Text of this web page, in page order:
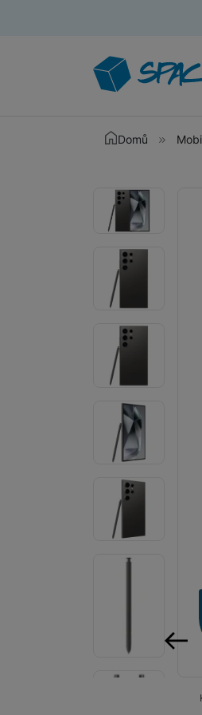
Akce a
Nositelná
Televize
Audio
Tablety
Smart
Ventilátory
Počítače a
Herní zóna
Domů